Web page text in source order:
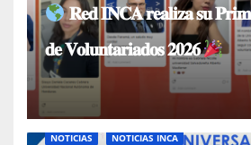
𝐑𝐞𝐝 𝐈𝐍𝐂𝐀 𝐫𝐞𝐚𝐥𝐢𝐳𝐚 𝐬𝐮
𝐝𝐞 𝐕𝐨𝐥𝐮𝐧𝐭𝐚𝐫𝐢𝐚𝐝𝐨𝐬 𝟐𝟎𝟐𝟔
NOTICIAS NOTICIAS INCA